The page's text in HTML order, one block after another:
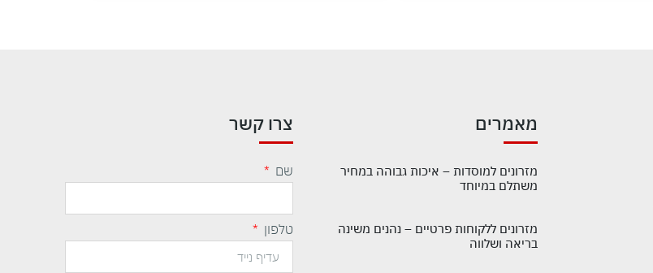
מאמרים
מזרונים למוסדות – איכות גבוהה במחיר
משתלם במיוחד
מזרונים ללקוחות פרטיים – נהנים משינה
בריאה ושלווה
צרו קשר
שם
טלפון